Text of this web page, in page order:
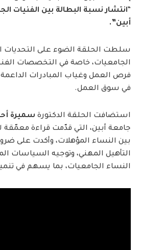
“انتشار نسبة البطالة بين الفنيات
أبين”.
سلطت الحلقة الضوء على التحديات
الجامعيات، خاصة في التخصصات
فرص العمل وغياب المبادرات الداعمة
في سوق العمل.
استضافت الحلقة الدكتورة سميرة
جامعة أبين، التي قدّمت قراءة معمّقة
بين النساء المؤهلات، وأكدت على
التأهيل المهني، وتوجيه السياسات
النساء الجامعيات، بما يسهم في